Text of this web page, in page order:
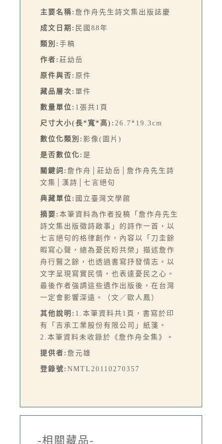
主要名稱: 詹作舟先生詩文集出版誌慶
成文日期: 民國88年
類別: 手稿
作者: 莊幼岳
原件與否: 原件
藏品層次: 單件
數量單位: 1張共1頁
尺寸大小(長*寬*高): 26.7*19.3cm
數位化類別: 影像(圖片)
是否數位化: 是
關鍵詞: 詹作舟│莊幼岳│詹作舟先生詩
文集│漢詩│七言絕句
典藏單位: 國立臺灣文學館
摘要: 本筆資料為作者投稿「詹作舟先生
詩文集出版徵詩啟事」的詩作一首，以
七言絕句的格律創作，內容以「刀圭餘
暇寫心聲，總為憂民盼共榮」描述詹作
舟行醫之餘，也透過書寫抒發情志。以
文字呈現寫實民情，也表達憂民之心。
最後作者強調這些遺作出版後，在台灣
一定會影響深遠。（文／歐人鳳）
其他說明: 1.本筆資料共1頁，書寫於印
有「吉承工業股份有限公司」紙箋。
2.本筆資料未收錄於《詹作舟全集》。
提供者: 詹元雄
登錄號: NMTL20110270357
-相關藏品-